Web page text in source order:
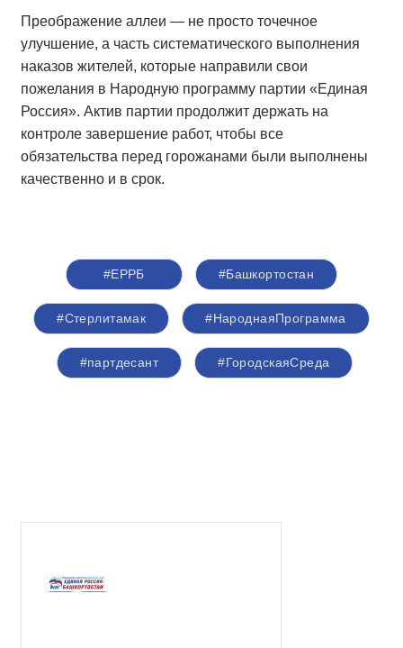
Преображение аллеи — не просто точечное
улучшение, а часть систематического выполнения
наказов жителей, которые направили свои
пожелания в Народную программу партии «Единая
Россия». Актив партии продолжит держать на
контроле завершение работ, чтобы все
обязательства перед горожанами были выполнены
качественно и в срок.
#ЕРРБ #Башкортостан
#Стерлитамак #НароднаяПрограмма
#партдесант #ГородскаяСреда